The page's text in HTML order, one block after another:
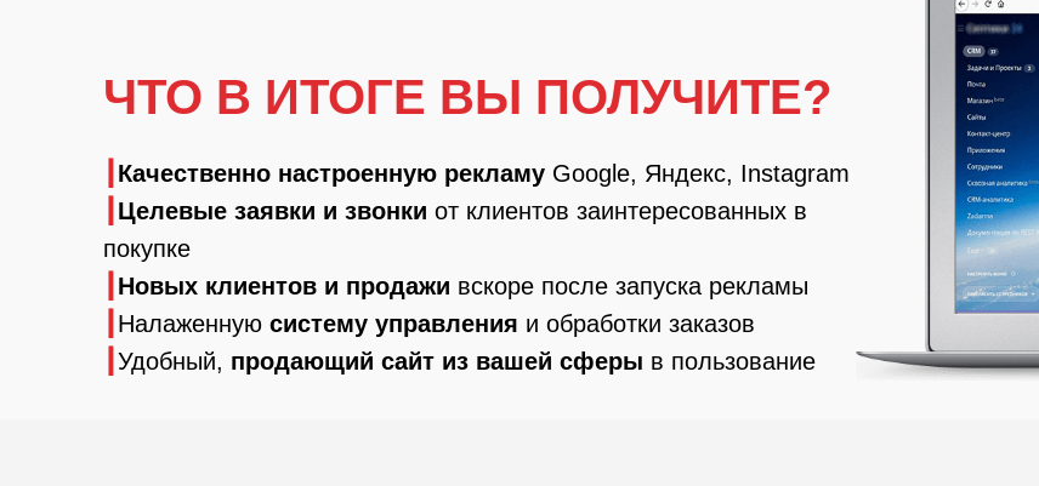
ЧТО В ИТОГЕ ВЫ ПОЛУЧИТЕ?
Качественно настроенную рекламу Google, Яндекс, Instagram
Целевые заявки и звонки от клиентов заинтересованных в
покупке
Новых клиентов и продажи вскоре после запуска рекламы
Налаженную систему управления и обработки заказов
Удобный, продающий сайт из вашей сферы в пользование